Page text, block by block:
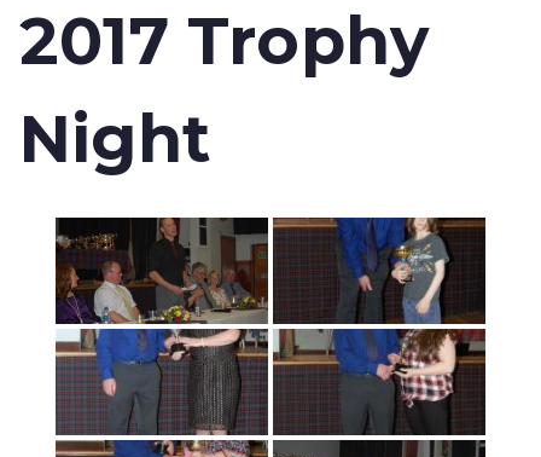
2017 Trophy
Night